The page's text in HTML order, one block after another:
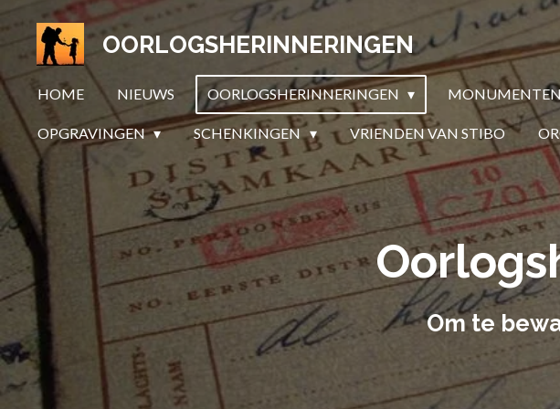
direct
de
hoofdinhoud
OORLOGSHERINNERINGEN
HOME NIEUWS OORLOGSHERINNERINGEN
OPGRAVINGEN SCHENKINGEN VRIENDEN VAN STIBO
Om te